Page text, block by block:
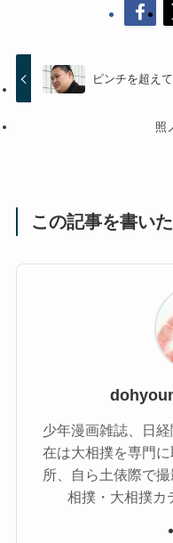
ピンチを超え
照
この記事を書い
少年漫画雑誌、日
在は大相撲を専門
所、自ら土俵際で
相撲・大相撲カ